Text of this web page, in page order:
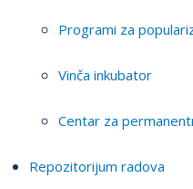
Programi za
Vinča inkubator
Centar za
Repozitorijum radova